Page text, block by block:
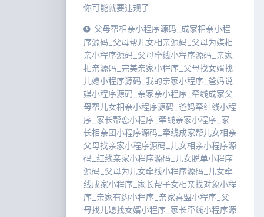
你可能就要违规了
父母帮相亲小程序源码_成家相亲小程
序源码_父母帮儿女相亲源码_父母为媒相
亲小程序源码_父母牵线小程序源码_亲家
相亲源码_完美亲家小程序_父母找女婿找
儿媳小程序源码_我的亲家小程序_爸妈说
媒小程序源码_亲家亲小程序_牵线成家父
母帮儿女相亲小程序源码_爸妈牵红线小程
序_家长帮恋小程序_牵线亲家小程序_家
长相亲团小程序源码_牵线成家帮儿女相亲
父母找亲家小程序源码_儿女相亲小程序源
码_红线亲家小程序源码_儿女脱单小程序
源码_父母为儿女牵线小程序源码_儿女牵
线成家小程序_家长帮子女相亲找对象小程
序_亲家有约小程序_亲家喜盟小程序_父
母找儿媳找女婿小程序_家长牵线小程序源